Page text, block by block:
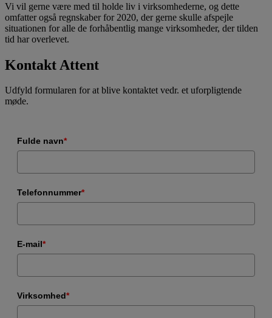
Vi vil gerne være med til holde liv i virksomhederne, og dette
omfatter også regnskaber for 2020, der gerne skulle afspejle
situationen for alle de forhåbentlig mange virksomheder, der tilden
tid har overlevet.
Kontakt Attent
Udfyld formularen for at blive kontaktet vedr. et uforpligtende
møde.
Fulde navn*
Telefonnummer*
E-mail*
Virksomhed*